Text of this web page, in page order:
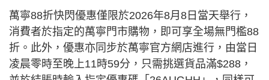
萬寧88折快閃優惠僅限於2026年8月8日當天舉行，
消費者於指定的萬寧門市購物，即可享全場無門檻88
折。此外，優惠亦同步於萬寧官方網店進行，由當日
凌晨零時至晚上11時59分，只需挑選貨品滿$288，